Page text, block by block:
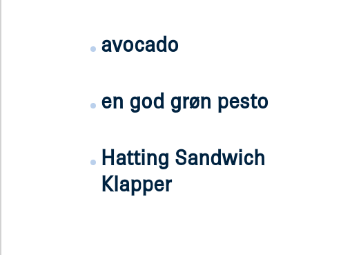
avocado
en god grøn pesto
Hatting Sandwich
Klapper